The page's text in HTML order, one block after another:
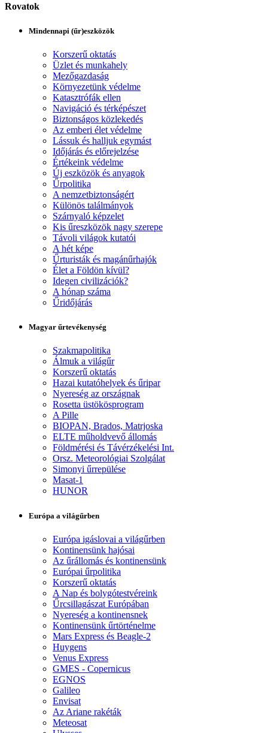
Rovatok
Mindennapi (űr)eszközök
Korszerű oktatás
Üzlet és munkahely
Mezőgazdaság
Környezetünk védelme
Katasztrófák ellen
Navigáció és térképészet
Biztonságos közlekedés
Az emberi élet védelme
Lássuk és halljuk egymást
Időjárás és előrejelzése
Értékeink védelme
Új eszközök és anyagok
Űrpolitika
A nemzetbiztonságért
Különös találmányok
Szárnyaló képzelet
Kis űreszközök nagy szerepe
Távoli világok kutatói
A hét képe
Űrturisták és magánűrhajók
Élet a Földön kívül?
Idegen civilizációk?
A hónap száma
Űridőjárás
Magyar űrtevékenység
Szakmapolitika
Álmuk a világűr
Korszerű oktatás
Hazai kutatóhelyek és űripar
Nyereség az országnak
Rosetta üstökösprogram
A Pille
BIOPAN, Brados, Matrjoska
ELTE műholdvevő állomás
Földmérési és Távérzékelési Int.
Orsz. Meteorológiai Szolgálat
Simonyi űrrepülése
Masat-1
HUNOR
Európa a világűrben
Európa igáslovai a világűrben
Kontinensünk hajósai
Az űrállomás és kontinensünk
Európai űrpolitika
Korszerű oktatás
A Nap és bolygótestvéreink
Űrcsillagászat Európában
Nyereség a kontinensnek
Kontinensünk űrtörténelme
Mars Express és Beagle-2
Huygens
Venus Express
GMES - Copernicus
EGNOS
Galileo
Envisat
Az Ariane rakéták
Meteosat